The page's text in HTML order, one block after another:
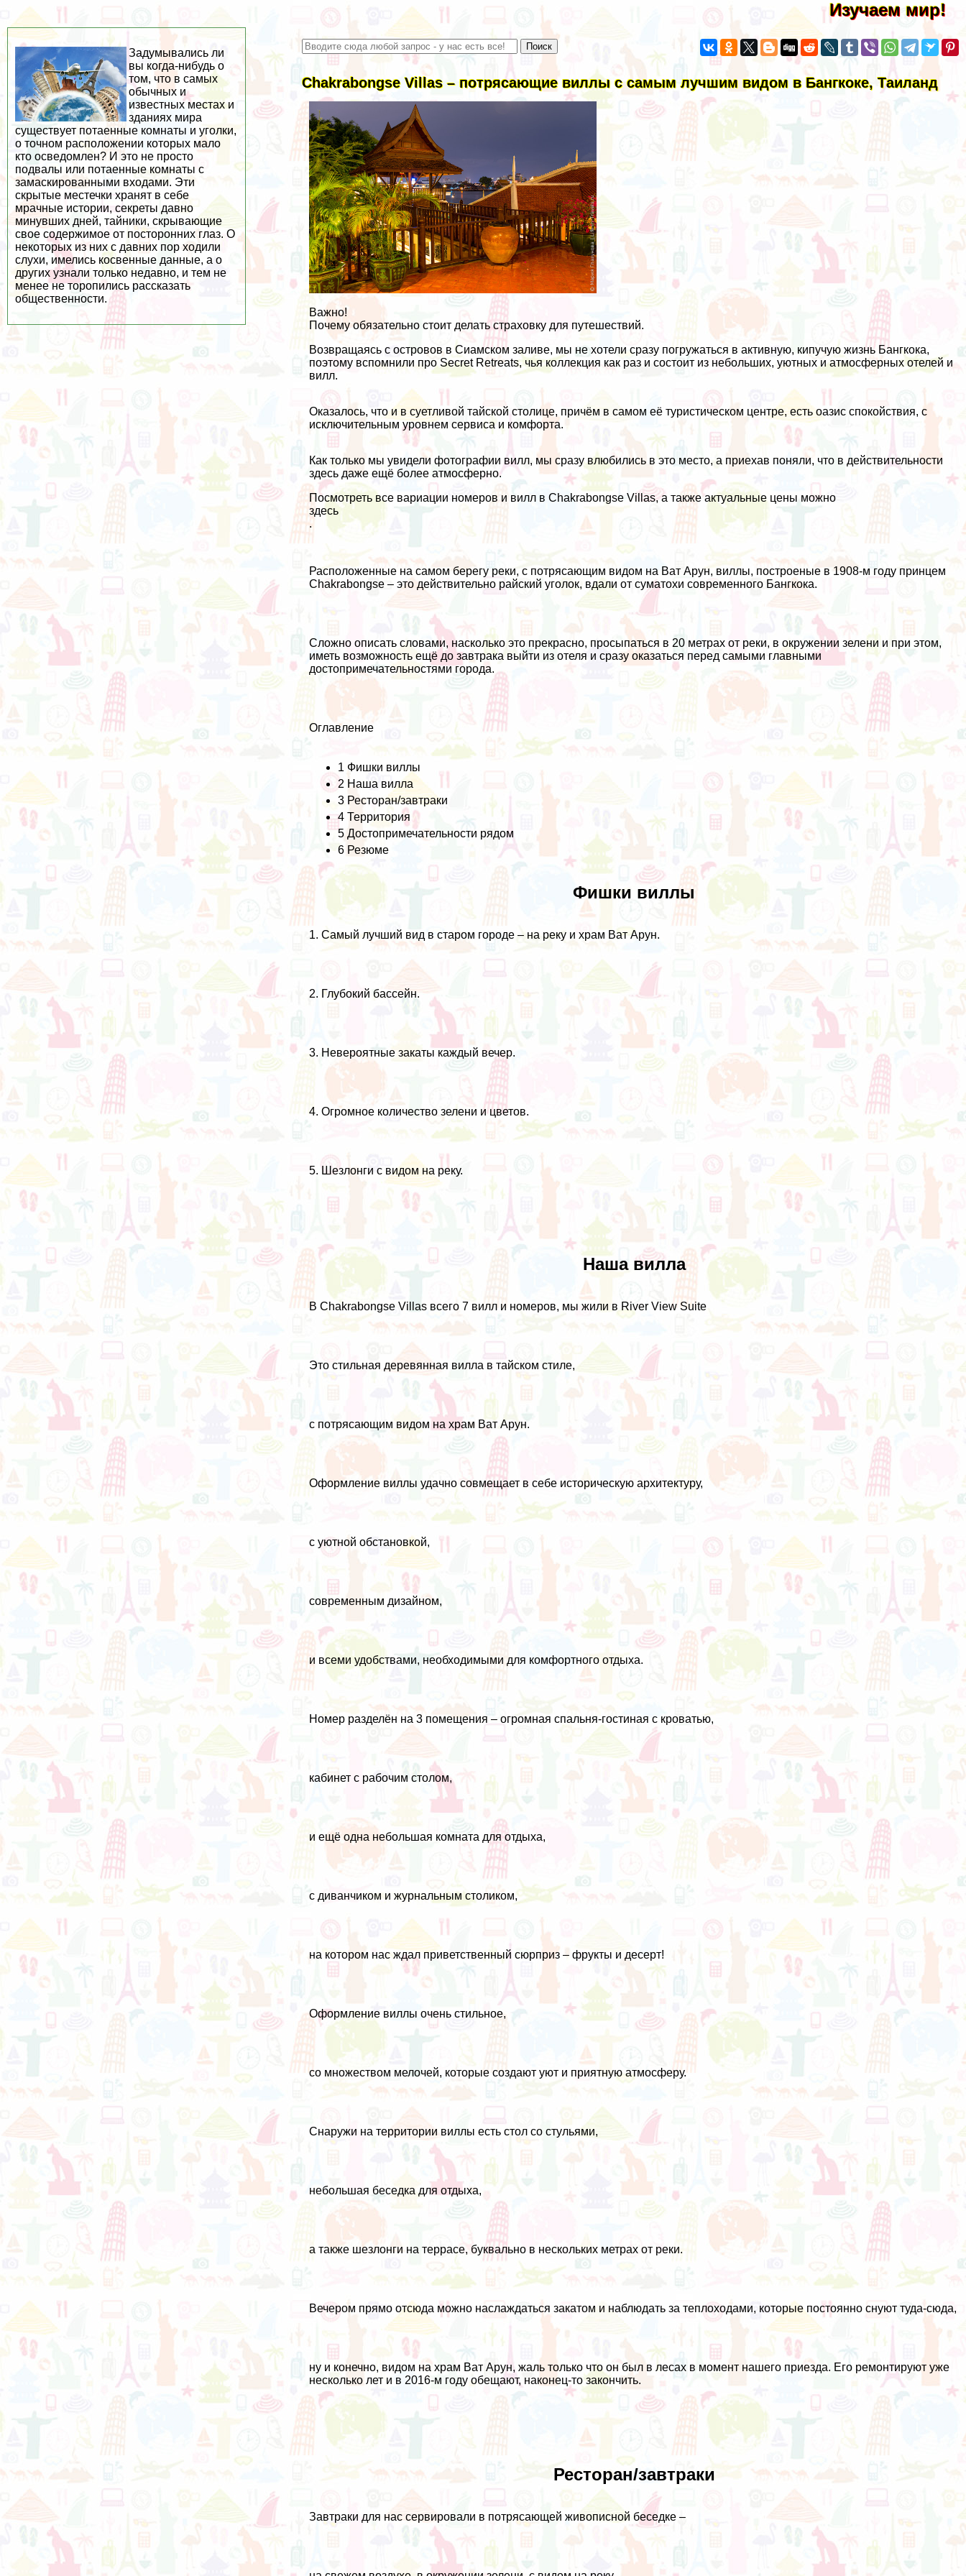
Изучаем мир!
Chakrabongse Villas – потрясающие виллы с самым лучшим видом в Бангкоке, Таиланд
Важно!
Почему обязательно стоит делать страховку для путешествий.
Возвращаясь с островов в Сиамском заливе, мы не хотели сразу погружаться в активную, кипучую жизнь Бангкока,
поэтому вспомнили проSecret Retreats, чья коллекция как раз и состоит из небольших, уютных и атмосферных отелей и
вилл.
Оказалось, что и в суетливой тайской столице, причём в самом её туристическом центре, есть оазис спокойствия, с
исключительным уровнем сервиса и комфорта.
Как только мы увидели фотографии вилл, мы сразу влюбились в это место, а приехав поняли, что в действительности
здесь даже ещё более атмосферно.
Посмотреть все вариации номеров и вилл в Chakrabongse Villas, а также актуальные цены можно
здесь
.
Расположенные на самом берегу реки, с потрясающим видом на Ват Арун, виллы, построеные в 1908-м году принцем
Chakrabongse – это действительно райский уголок, вдали от суматохи современного Бангкока.
Сложно описать словами, насколько это прекрасно, просыпаться в 20 метрах от реки, в окружении зелени и при этом,
иметь возможность ещё до завтрака выйти из отеля и сразу оказаться перед самыми главными
достопримечательностями города.
Оглавление
1 Фишки виллы
2 Наша вилла
3 Ресторан/завтраки
4 Территория
5 Достопримечательности рядом
6 Резюме
Фишки виллы
1. Самый лучший вид в старом городе – на реку и храм Ват Арун.
2. Глубокий бассейн.
3. Невероятные закаты каждый вечер.
4. Огромное количество зелени и цветов.
5. Шезлонги с видом на реку.
Наша вилла
В Chakrabongse Villas всего 7 вилл и номеров, мы жили в River View Suite
Это стильная деревянная вилла в тайском стиле,
с потрясающим видом на храм Ват Арун.
Оформление виллы удачно совмещает в себе историческую архитектуру,
с уютной обстановкой,
современным дизайном,
и всеми удобствами, необходимыми для комфортного отдыха.
Номер разделён на 3 помещения – огромная спальня-гостиная с кроватью,
кабинет с рабочим столом,
и ещё одна небольшая комната для отдыха,
с диванчиком и журнальным столиком,
на котором нас ждал приветственный сюрприз – фрукты и десерт!
Оформление виллы очень стильное,
со множеством мелочей, которые создают уют и приятную атмосферу.
Снаружи на территории виллы есть стол со стульями,
небольшая беседка для отдыха,
а также шезлонги на террасе, буквально в нескольких метрах от реки.
Вечером прямо отсюда можно наслаждаться закатом и наблюдать за теплоходами, которые постоянно снуют туда-сюда,
ну и конечно, видом на храм Ват Арун, жаль только что он был в лесах в момент нашего приезда. Его ремонтируют уже
несколько лет и в 2016-м году обещают, наконец-то закончить.
Ресторан/завтраки
Завтраки для нас сервировали в потрясающей живописной беседке –
Задумывались ли
вы когда-нибудь о
том, что в самых
обычных и
известных местах и
зданиях мира
существует потаенные комнаты и уголки,
о точном расположении которых мало
кто осведомлен? И это не просто
подвалы или потаенные комнаты с
замаскированными входами. Эти
скрытые местечки хранят в себе
мрачные истории, секреты давно
минувших дней, тайники, скрывающие
свое содержимое от посторонних глаз. О
некоторых из них с давних пор ходили
слухи, имелись косвенные данные, а о
других узнали только недавно, и тем не
менее не торопились рассказать
общественности.